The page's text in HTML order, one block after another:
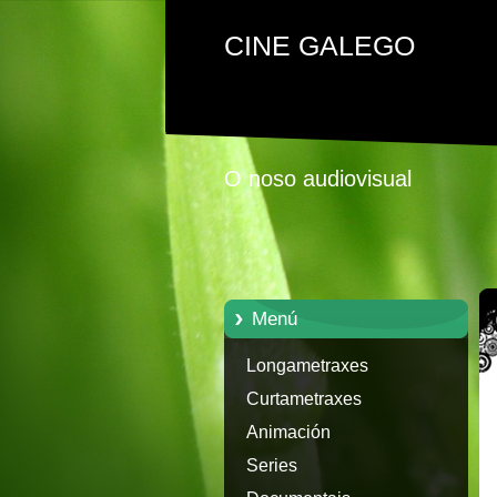
CINE GALEGO
O noso audiovisual
Menú
Longametraxes
Curtametraxes
Animación
Series